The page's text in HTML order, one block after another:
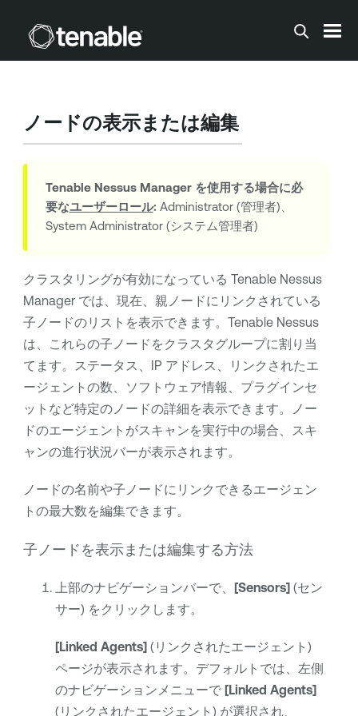
メインコンテンツに移動する
ノードの表示または編集
Tenable Nessus Managerを使用する場合に必
要なユーザーロール: Administrator (管理者)、
System Administrator (システム管理者)
クラスタリングが有効になっている Tenable Nessus
Managerでは、現在、親ノードにリンクされている
子ノードのリストを表示できます。 Tenable Nessus
は、これらの子ノードをクラスタグループに割り当
てます。
ステータス、IP アドレス、リンクされたエ
ージェントの数、ソフトウェア情報、プラグインセ
ットなど特定のノードの詳細を表示できます。ノー
ドのエージェントがスキャンを実行中の場合、スキ
ャンの進行状況バーが表示されます。
ノードの名前や子ノードにリンクできるエージェン
トの最大数を編集できます。
子ノードを表示または編集する方法
上部のナビゲーションバーで、 [Sensors] (セン
サー) をクリックします。
[Linked Agents] (リンクされたエージェント)
ページが表示されます。デフォルトでは、左側
のナビゲーションメニューで [Linked Agents]
(リンクされたエージェント) が選択され、